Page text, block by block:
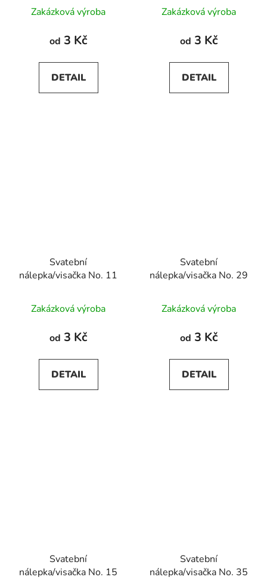
Zakázková výroba
od 3 Kč
DETAIL
Zakázková výroba
od 3 Kč
DETAIL
Svatební
nálepka/visačka No. 11
Zakázková výroba
od 3 Kč
DETAIL
Svatební
nálepka/visačka No. 29
Zakázková výroba
od 3 Kč
DETAIL
Svatební
nálepka/visačka No. 15
Svatební
nálepka/visačka No. 35